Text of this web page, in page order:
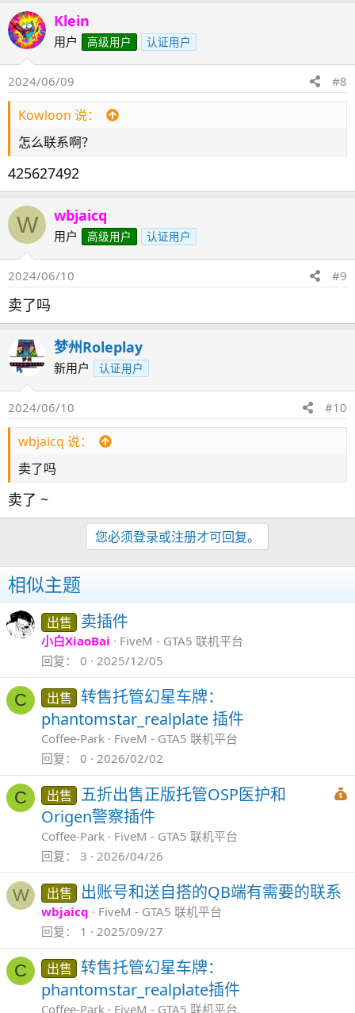
Klein
用户 高级用户 认证用户
2024/06/09 #8
Kowloon 说：
怎么联系啊？
425627492
W wbjaicq
用户 高级用户 认证用户
2024/06/10 #9
卖了吗
梦州Roleplay
新用户 认证用户
2024/06/10 #10
wbjaicq 说：
卖了吗
卖了 ~
您必须登录或注册才可回复。
相似主题
出售 卖插件
小白XiaoBai
FiveM - GTA5 联机平台
回复
0 2025/12/05
C 出售 转售托管幻星车牌：
phantomstar_realplate 插件
Coffee-Park
FiveM - GTA5 联机平台
回复
0 2026/02/02
C 出售 五折出售正版托管OSP医护和
Origen警察插件
Coffee-Park
FiveM - GTA5 联机平台
回复
3 2026/04/26
W 出售 出账号和送自搭的QB端有需要的联系
wbjaicq
FiveM - GTA5 联机平台
回复
1 2025/09/27
C 出售 转售托管幻星车牌：
phantomstar_realplate插件
Coffee-Park FiveM - GTA5 联机平台